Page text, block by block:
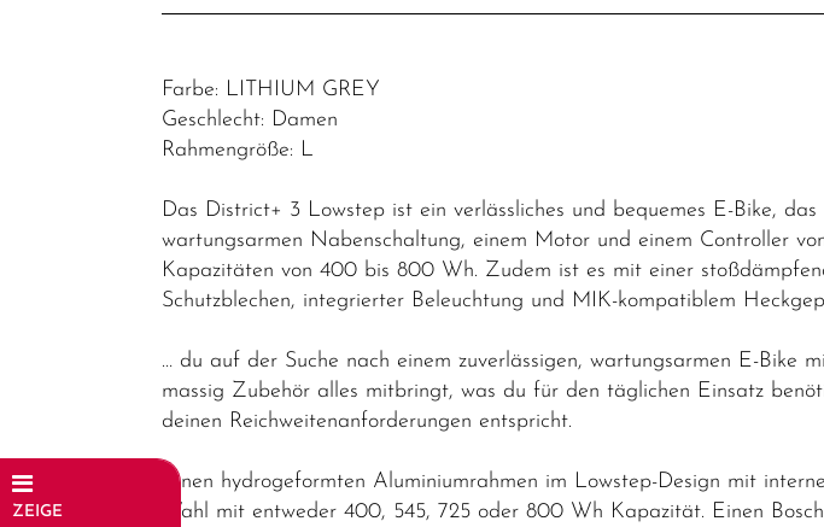
ZEIGE
Farbe: LITHIUM GREY
Geschlecht: Damen
Rahmengröße: L
Das District+ 3 Lowstep ist ein verlässliches und bequemes E-Bike,
wartungsarmen Nabenschaltung, einem Motor und einem Controller
Kapazitäten von 400 bis 800 Wh. Zudem ist es mit einer
Schutzblechen, integrierter Beleuchtung und MIK-kompatiblem
… du auf der Suche nach einem zuverlässigen, wartungsarmen E-
massig Zubehör alles mitbringt, was du für den täglichen Einsatz
deinen Reichweitenanforderungen entspricht.
Einen hydrogeformten Aluminiumrahmen im Lowstep-Design mit
Wahl mit entweder 400, 545, 725 oder 800 Wh Kapazität. Einen